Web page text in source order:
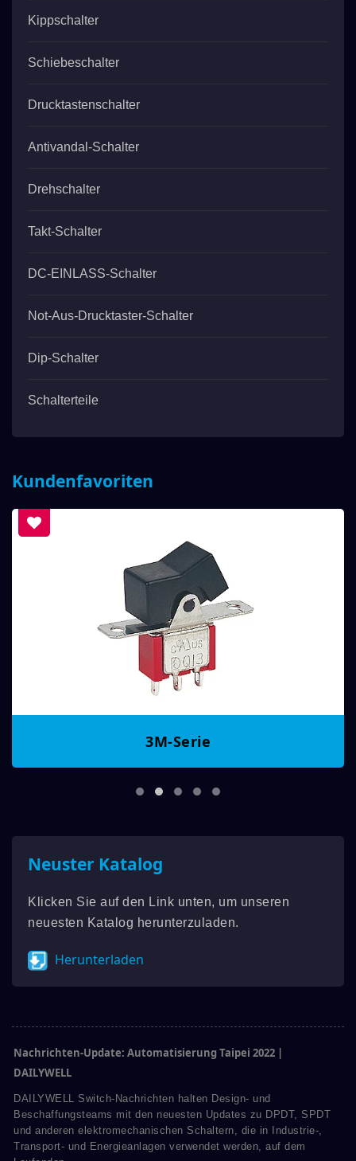
Kippschalter
Schiebeschalter
Drucktastenschalter
Antivandal-Schalter
Drehschalter
Takt-Schalter
DC-EINLASS-Schalter
Not-Aus-Drucktaster-Schalter
Dip-Schalter
Schalterteile
Kundenfavoriten
3M-Serie
Neuster Katalog
Klicken Sie auf den Link unten, um unseren
neuesten Katalog herunterzuladen.
Herunterladen
Nachrichten-Update: Automatisierung Taipei 2022 |
DAILYWELL
DAILYWELL Switch-Nachrichten halten Design- und
Beschaffungsteams mit den neuesten Updates zu DPDT, SPDT
und anderen elektromechanischen Schaltern, die in Industrie-,
Transport- und Energieanlagen verwendet werden, auf dem